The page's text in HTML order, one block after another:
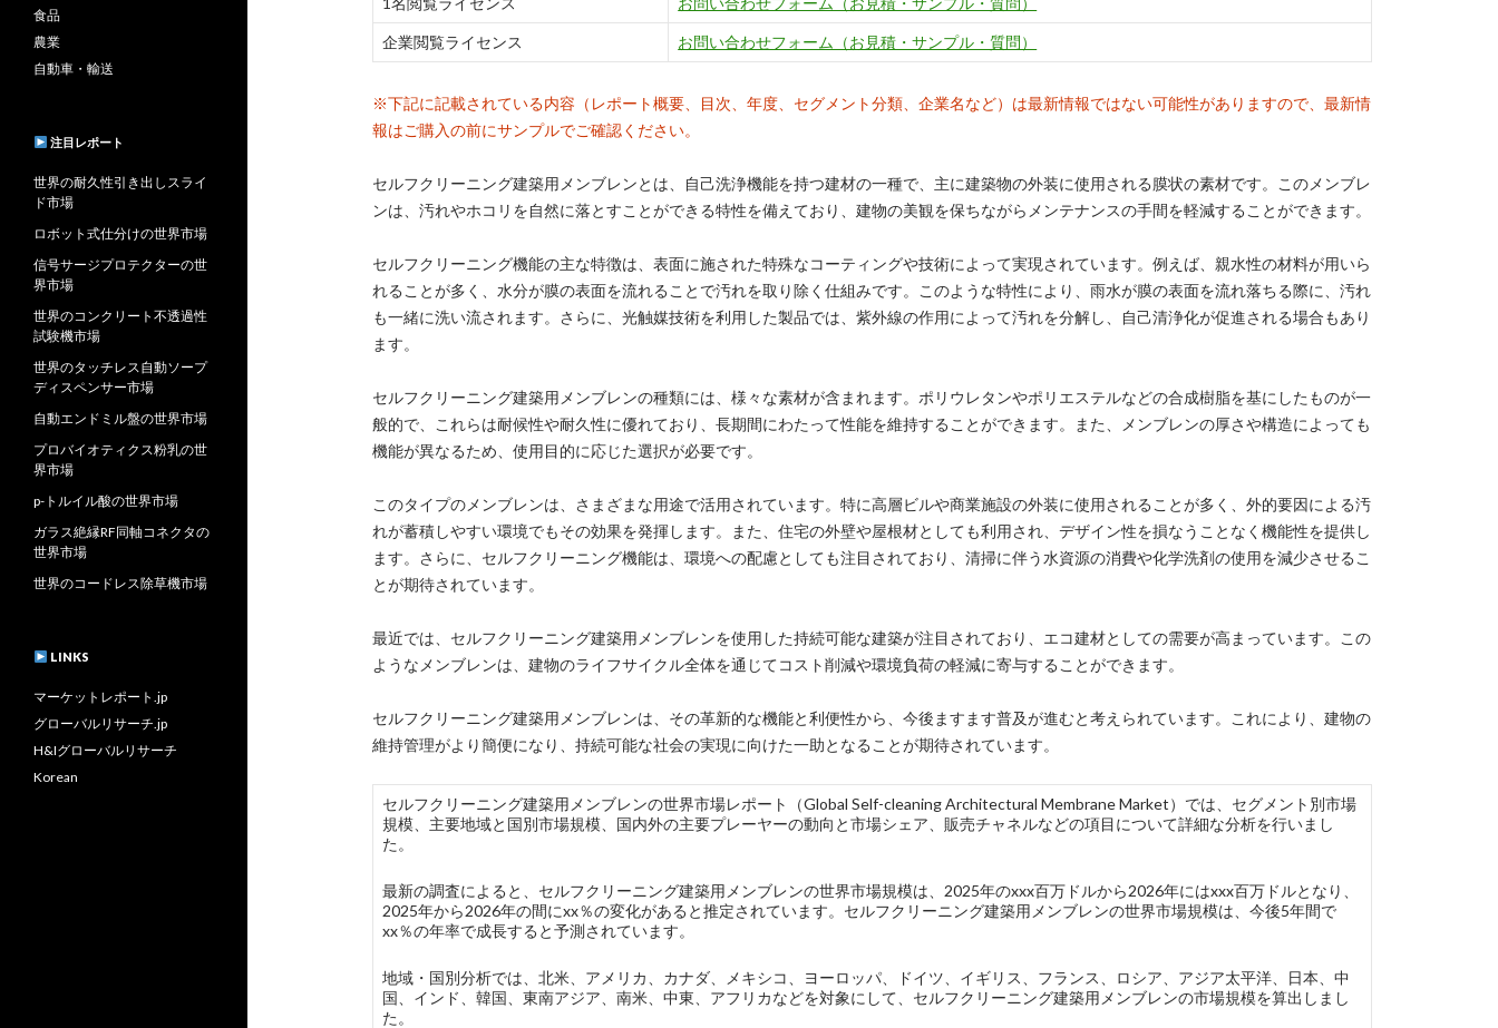
企業閲覧ライセンス お問い合わせフォーム（お見積・サンプル・質問）
※下記に記載されている内容（レポート概要、目次、年度、セグメント分類、企業名など）は最新情報ではない可能性がありますので、最新情
報はご購入の前にサンプルでご確認ください。
セルフクリーニング建築用メンブレンとは、自己洗浄機能を持つ建材の一種で、主に建築物の外装に使用される膜状の素材です。このメンブレ
ンは、汚れやホコリを自然に落とすことができる特性を備えており、建物の美観を保ちながらメンテナンスの手間を軽減することができます。
セルフクリーニング機能の主な特徴は、表面に施された特殊なコーティングや技術によって実現されています。例えば、親水性の材料が用いら
れることが多く、水分が膜の表面を流れることで汚れを取り除く仕組みです。このような特性により、雨水が膜の表面を流れ落ちる際に、汚れ
も一緒に洗い流されます。さらに、光触媒技術を利用した製品では、紫外線の作用によって汚れを分解し、自己清浄化が促進される場合もあり
ます。
セルフクリーニング建築用メンブレンの種類には、様々な素材が含まれます。ポリウレタンやポリエステルなどの合成樹脂を基にしたものが一
般的で、これらは耐候性や耐久性に優れており、長期間にわたって性能を維持することができます。また、メンブレンの厚さや構造によっても
機能が異なるため、使用目的に応じた選択が必要です。
このタイプのメンブレンは、さまざまな用途で活用されています。特に高層ビルや商業施設の外装に使用されることが多く、外的要因による汚
れが蓄積しやすい環境でもその効果を発揮します。また、住宅の外壁や屋根材としても利用され、デザイン性を損なうことなく機能性を提供し
ます。さらに、セルフクリーニング機能は、環境への配慮としても注目されており、清掃に伴う水資源の消費や化学洗剤の使用を減少させるこ
とが期待されています。
最近では、セルフクリーニング建築用メンブレンを使用した持続可能な建築が注目されており、エコ建材としての需要が高まっています。この
ようなメンブレンは、建物のライフサイクル全体を通じてコスト削減や環境負荷の軽減に寄与することができます。
セルフクリーニング建築用メンブレンは、その革新的な機能と利便性から、今後ますます普及が進むと考えられています。これにより、建物の
維持管理がより簡便になり、持続可能な社会の実現に向けた一助となることが期待されています。
セルフクリーニング建築用メンブレンの世界市場レポート（Global Self-cleaning Architectural Membrane Market）では、セグメント別市場
規模、主要地域と国別市場規模、国内外の主要プレーヤーの動向と市場シェア、販売チャネルなどの項目について詳細な分析を行いまし
た。
最新の調査によると、セルフクリーニング建築用メンブレンの世界市場規模は、2025年のxxx百万ドルから2026年にはxxx百万ドルとなり、
2025年から2026年の間にxx％の変化があると推定されています。セルフクリーニング建築用メンブレンの世界市場規模は、今後5年間で
xx％の年率で成長すると予測されています。
地域・国別分析では、北米、アメリカ、カナダ、メキシコ、ヨーロッパ、ドイツ、イギリス、フランス、ロシア、アジア太平洋、日本、中
国、インド、韓国、東南アジア、南米、中東、アフリカなどを対象にして、セルフクリーニング建築用メンブレンの市場規模を算出しまし
た。
食品
農業
自動車・輸送
注目レポート
世界の耐久性引き出しスライ
ド市場
ロボット式仕分けの世界市場
信号サージプロテクターの世
界市場
世界のコンクリート不透過性
試験機市場
世界のタッチレス自動ソープ
ディスペンサー市場
自動エンドミル盤の世界市場
プロバイオティクス粉乳の世
界市場
p-トルイル酸の世界市場
ガラス絶縁RF同軸コネクタの
世界市場
世界のコードレス除草機市場
LINKS
マーケットレポート.jp
グローバルリサーチ.jp
H&Iグローバルリサーチ
Korean